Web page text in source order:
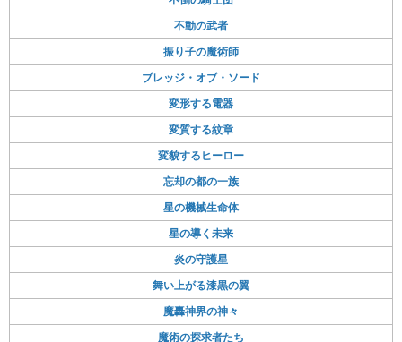
不動の武者
振り子の魔術師
ブレッジ・オブ・ソード
変形する電器
変質する紋章
変貌するヒーロー
忘却の都の一族
星の機械生命体
星の導く未来
炎の守護星
舞い上がる漆黒の翼
魔轟神界の神々
魔術の探求者たち